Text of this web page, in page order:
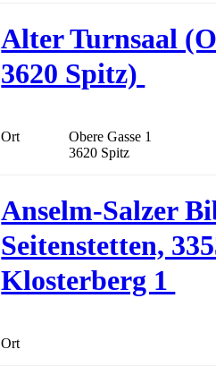
Alter Turnsaal
3620 Spitz)
Ort
Obere Gasse 1
3620 Spitz
Anselm-Salzer
Seitenstetten,
Klosterberg 1
Ort